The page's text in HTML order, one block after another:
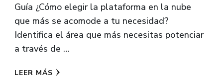
Guía ¿Cómo elegir la plataforma en la nube
que más se acomode a tu necesidad?
Identifica el área que más necesitas potenciar
a través de …
LEER MÁS